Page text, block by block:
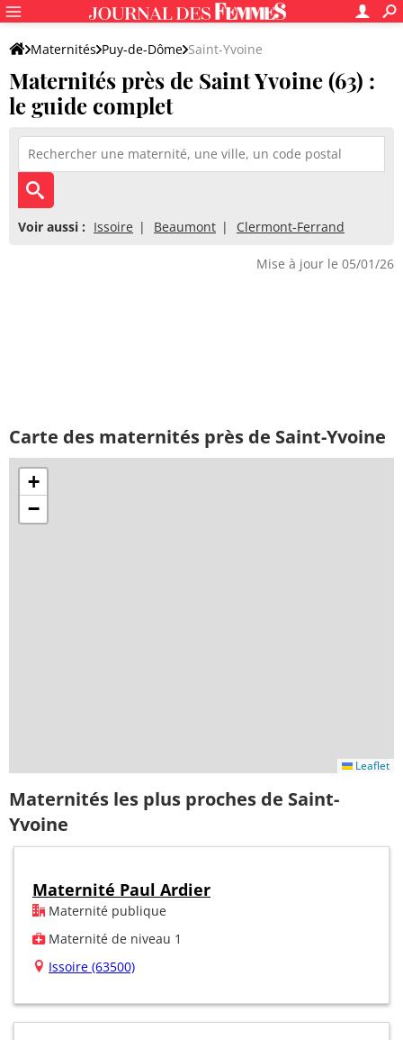
Maternités Puy-de-Dôme Saint-Yvoine
Maternités près de Saint Yvoine (63) :
le guide complet
Voir aussi : Issoire Beaumont Clermont-Ferrand
Mise à jour le 05/01/26
Carte des maternités près de Saint-Yvoine
+
−
Leaflet
Maternités les plus proches de Saint-
Yvoine
Maternité Paul Ardier
Maternité publique
Maternité de niveau 1
Issoire (63500)